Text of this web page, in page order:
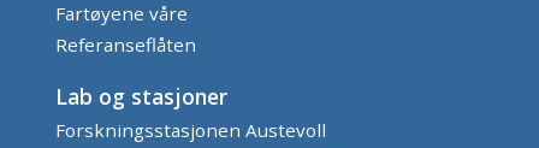
Fartøyene våre
Referanseflåten
Lab og stasjoner
Forskningsstasjonen Austevoll